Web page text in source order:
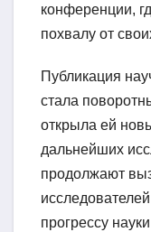
конференции,
похвалу от
Публикация
стала
открыла ей
дальнейших
продолжают
прогрессу